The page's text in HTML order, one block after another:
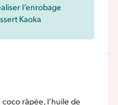
l’enrobage
Kaoka
râpée, l’huile de